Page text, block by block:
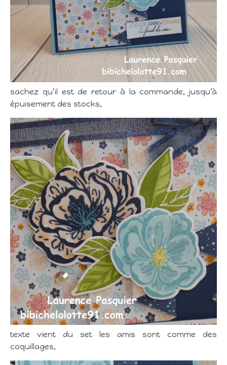
sachez qu’il est de retour à la commande, jusqu’à
épuisement des stocks,
texte vient du set les amis sont comme des
coquillages,